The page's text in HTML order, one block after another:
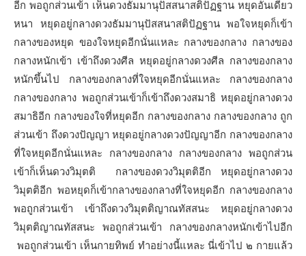
อีก พอถูกส่วนเข้า เห็นดวงธัมมานุปัสสนาสติปัฏฐาน หยุดอันเดียว
หนา หยุดอยู่กลางดวงธัมมานุปัสสนาสติปัฏฐาน พอใจหยุดก็เข้า
กลางของหยุด ของใจหยุดอีกนั่นแหละ กลางของกลาง กลางของ
กลางหนักเข้า เข้าถึงดวงศีล หยุดอยู่กลางดวงศีล กลางของกลาง
หนักขึ้นไป กลางของกลางที่ใจหยุดอีกนั่นแหละ กลางของกลาง
กลางของกลาง พอถูกส่วนเข้าก็เข้าถึงดวงสมาธิ หยุดอยู่กลางดวง
สมาธิอีก กลางของใจที่หยุดอีก กลางของกลาง กลางของกลาง ถูก
ส่วนเข้า ถึงดวงปัญญา หยุดอยู่กลางดวงปัญญาอีก กลางของกลาง
ที่ใจหยุดอีกนั่นแหละ กลางของกลาง กลางของกลาง พอถูกส่วน
เข้าก็เห็นดวงวิมุตติ กลางของดวงวิมุตติอีก หยุดอยู่กลางดวง
วิมุตติอีก พอหยุดก็เข้ากลางของกลางที่ใจหยุดอีก กลางของกลาง
พอถูกส่วนเข้า เข้าถึงดวงวิมุตติญาณทัสสนะ หยุดอยู่กลางดวง
วิมุตติญาณทัสสนะ พอถูกส่วนเข้า กลางของกลางหนักเข้าไปอีก
พอถูกส่วนเข้า เห็นกายทิพย์ ทำอย่างนี้แหละ นี่เข้าไป ๒ กายแล้ว